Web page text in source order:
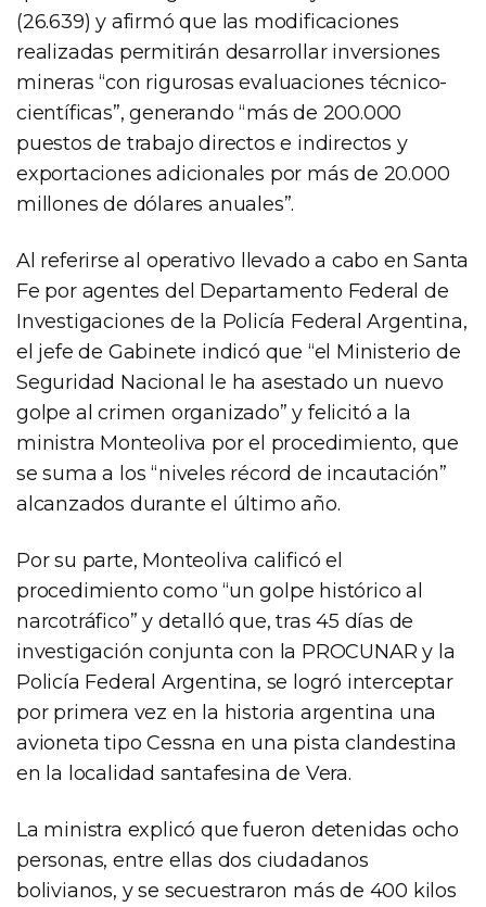
(26.639) y afirmó que las modificaciones
realizadas permitirán desarrollar inversiones
mineras “con rigurosas evaluaciones técnico-
científicas”, generando “más de 200.000
puestos de trabajo directos e indirectos y
exportaciones adicionales por más de 20.000
millones de dólares anuales”.
Al referirse al operativo llevado a cabo en Santa
Fe por agentes del Departamento Federal de
Investigaciones de la Policía Federal Argentina,
el jefe de Gabinete indicó que “el Ministerio de
Seguridad Nacional le ha asestado un nuevo
golpe al crimen organizado” y felicitó a la
ministra Monteoliva por el procedimiento, que
se suma a los “niveles récord de incautación”
alcanzados durante el último año.
Por su parte, Monteoliva calificó el
procedimiento como “un golpe histórico al
narcotráfico” y detalló que, tras 45 días de
investigación conjunta con la PROCUNAR y la
Policía Federal Argentina, se logró interceptar
por primera vez en la historia argentina una
avioneta tipo Cessna en una pista clandestina
en la localidad santafesina de Vera.
La ministra explicó que fueron detenidas ocho
personas, entre ellas dos ciudadanos
bolivianos, y se secuestraron más de 400 kilos